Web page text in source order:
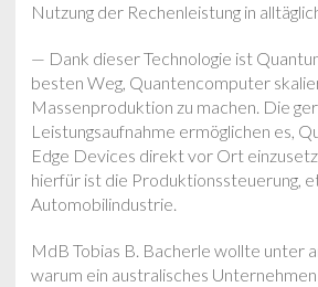
Nutzung der Rechenleistung in
— Dank dieser Technologie ist
besten Weg, Quantencomputer
Massenproduktion zu machen. Die
Leistungsaufnahme ermöglichen es,
Edge Devices direkt vor Ort
hierfür ist die Produktionssteuerung,
Automobilindustrie.
MdB Tobias B. Bacherle wollte unter
warum ein australisches